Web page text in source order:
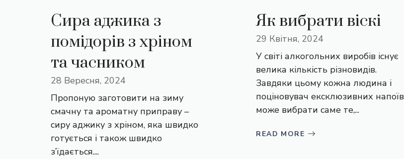
Сира аджика з
помідорів з хріном
та часником
28 Вересня, 2024
Пропоную заготовити на зиму
смачну та ароматну приправу –
сиру аджику з хріном, яка швидко
готується і також швидко
з’їдається....
Як вибрати віскі
29 Квітня, 2024
У світі алкогольних виробів існує
велика кількість різновидів.
Завдяки цьому кожна людина і
поціновувач ексклюзивних напоїв
може вибрати саме те,...
READ MORE